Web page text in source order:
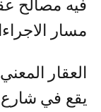
فيه مصالح
مسار
العقار
يقع في شارع